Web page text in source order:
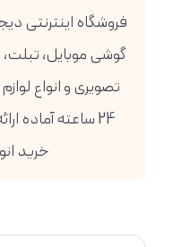
فروشگاه اینترنتی
گوشی موبایل،
24 ساعته آماده
خرید